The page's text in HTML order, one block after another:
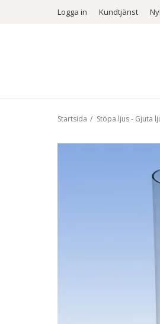
Logga in Kundtjänst
Startsida / Stöpa ljus - Gjuta